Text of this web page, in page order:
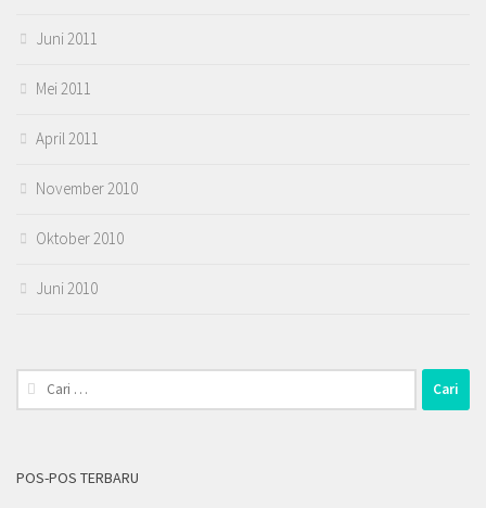
Juni 2011
Mei 2011
April 2011
November 2010
Oktober 2010
Juni 2010
Cari
untuk:
POS-POS TERBARU